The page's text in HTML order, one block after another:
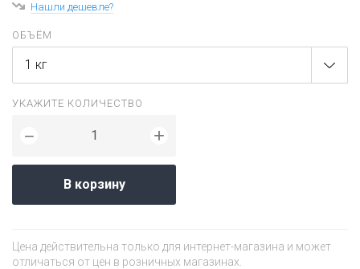
Нашли дешевле?
ОБЪЁМ
1 кг
УКАЖИТЕ КОЛИЧЕСТВО
− +
В корзину
Цена действительна только для интернет-магазина и может
отличаться от цен в розничных магазинах.